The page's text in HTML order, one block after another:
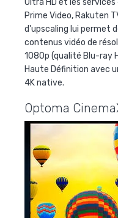
Ultra HD et les
Prime Video, Rakuten
d'upscaling lui permet
contenus vidéo de
1080p (qualité Blu-ray
Haute Définition avec
4K native.
Optoma